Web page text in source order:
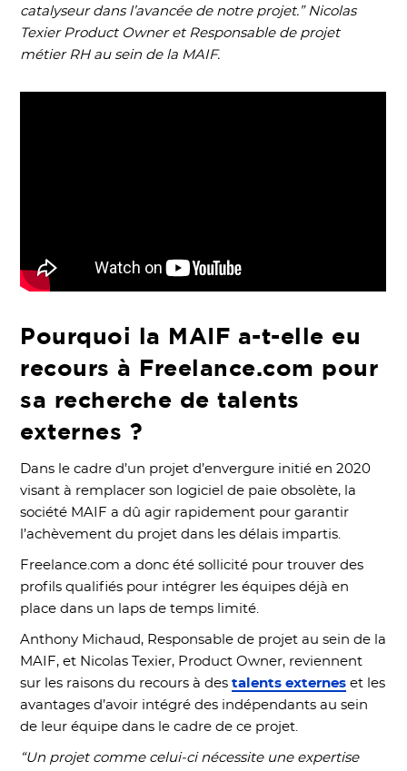
catalyseur dans l’avancée de notre projet.” Nicolas
Texier Product Owner et Responsable de projet
métier RH au sein de la MAIF.
Pourquoi la MAIF a-t-elle eu
recours à Freelance.com pour
sa recherche de talents
externes ?
Dans le cadre d’un projet d’envergure initié en 2020
visant à remplacer son logiciel de paie obsolète, la
société MAIF a dû agir rapidement pour garantir
l’achèvement du projet dans les délais impartis.
Freelance.com a donc été sollicité pour trouver des
profils qualifiés pour intégrer les équipes déjà en
place dans un laps de temps limité.
Anthony Michaud, Responsable de projet au sein de la
MAIF, et Nicolas Texier, Product Owner, reviennent
sur les raisons du recours à destalents externes et les
avantages d’avoir intégré des indépendants au sein
de leur équipe dans le cadre de ce projet.
“Un projet comme celui-ci nécessite une expertise